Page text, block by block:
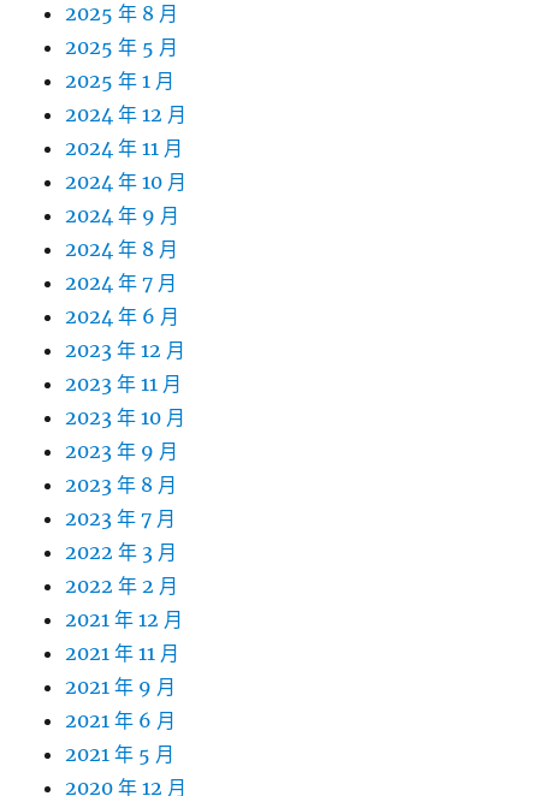
2025 年 8 月
2025 年 5 月
2025 年 1 月
2024 年 12 月
2024 年 11 月
2024 年 10 月
2024 年 9 月
2024 年 8 月
2024 年 7 月
2024 年 6 月
2023 年 12 月
2023 年 11 月
2023 年 10 月
2023 年 9 月
2023 年 8 月
2023 年 7 月
2022 年 3 月
2022 年 2 月
2021 年 12 月
2021 年 11 月
2021 年 9 月
2021 年 6 月
2021 年 5 月
2020 年 12 月